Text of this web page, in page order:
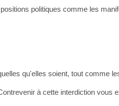
politiques comme les
qu'elles soient, tout comme
à cette interdiction vous